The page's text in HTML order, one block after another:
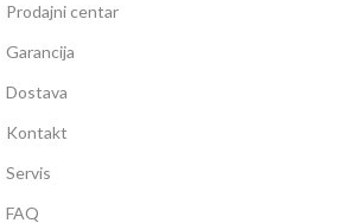
Prodajni centar
Garancija
Dostava
Kontakt
Servis
FAQ